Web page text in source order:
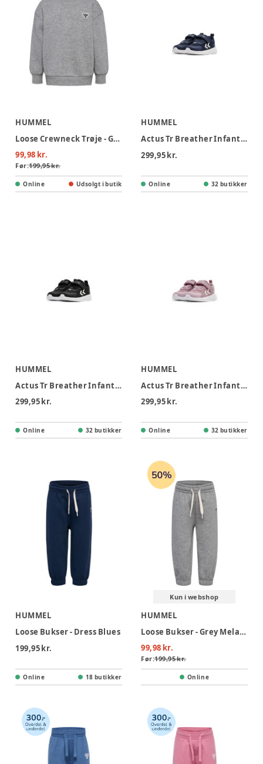
HUMMEL
Loose Crewneck Trøje - Grey Melange
99,98 kr.
Før:199,95 kr.
Online Udsolgt i butik
HUMMEL
Actus Tr Breather Infant Gymnastiksko - Black
299,95 kr.
Online 32 butikker
HUMMEL
Actus Tr Breather Infant Gymnastiksko - Anthracite
299,95 kr.
Online 32 butikker
HUMMEL
Actus Tr Breather Infant Gymnastiksko - Keepsake Lilac
299,95 kr.
Online 32 butikker
HUMMEL
Loose Bukser - Dress Blues
199,95 kr.
Online 18 butikker
Kun i webshop
HUMMEL
Loose Bukser - Grey Melange
99,98 kr.
Før:199,95 kr.
Online